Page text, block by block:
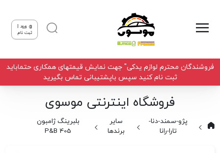
ورود |
ثبت نام
فروشندگان محترم لوازم یدکی" جهت نمایش قیمتهای همکاری حتماباید
ثبت نام کنید سپس باپشتیبانی تماس بگیرید
فروشگاه اینترنتی موسوی
پژو-سمند-دنا-
تارا-رانا
سایر
برندها
بلبرینگ ژامبون
405 P&B